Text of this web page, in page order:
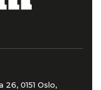
0151 Oslo,